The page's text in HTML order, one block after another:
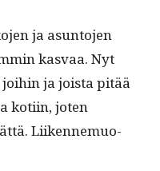
ja asun­to­jen
kas­vaa. Nyt
joi­hin ja joista pitää
koti­in, joten
Liiken­nemuo­